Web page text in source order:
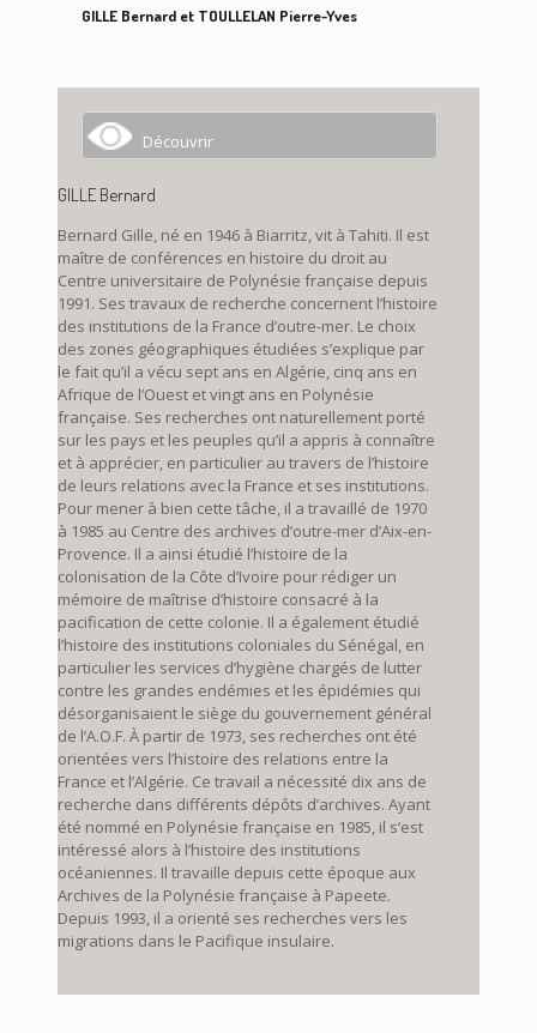
GILLE Bernard et TOULLELAN Pierre-Yves
Découvrir
GILLE Bernard
Bernard Gille, né en 1946 à Biarritz, vit à Tahiti. Il est
maître de conférences en histoire du droit au
Centre universitaire de Polynésie française depuis
1991. Ses travaux de recherche concernent l’histoire
des institutions de la France d’outre-mer. Le choix
des zones géographiques étudiées s’explique par
le fait qu’il a vécu sept ans en Algérie, cinq ans en
Afrique de l’Ouest et vingt ans en Polynésie
française. Ses recherches ont naturellement porté
sur les pays et les peuples qu’il a appris à connaître
et à apprécier, en particulier au travers de l’histoire
de leurs relations avec la France et ses institutions.
Pour mener à bien cette tâche, il a travaillé de 1970
à 1985 au Centre des archives d’outre-mer d’Aix-en-
Provence. Il a ainsi étudié l’histoire de la
colonisation de la Côte d’Ivoire pour rédiger un
mémoire de maîtrise d’histoire consacré à la
pacification de cette colonie. Il a également étudié
l’histoire des institutions coloniales du Sénégal, en
particulier les services d’hygiène chargés de lutter
contre les grandes endémies et les épidémies qui
désorganisaient le siège du gouvernement général
de l’A.O.F. À partir de 1973, ses recherches ont été
orientées vers l’histoire des relations entre la
France et l’Algérie. Ce travail a nécessité dix ans de
recherche dans différents dépôts d’archives. Ayant
été nommé en Polynésie française en 1985, il s’est
intéressé alors à l’histoire des institutions
océaniennes. Il travaille depuis cette époque aux
Archives de la Polynésie française à Papeete.
Depuis 1993, il a orienté ses recherches vers les
migrations dans le Pacifique insulaire.